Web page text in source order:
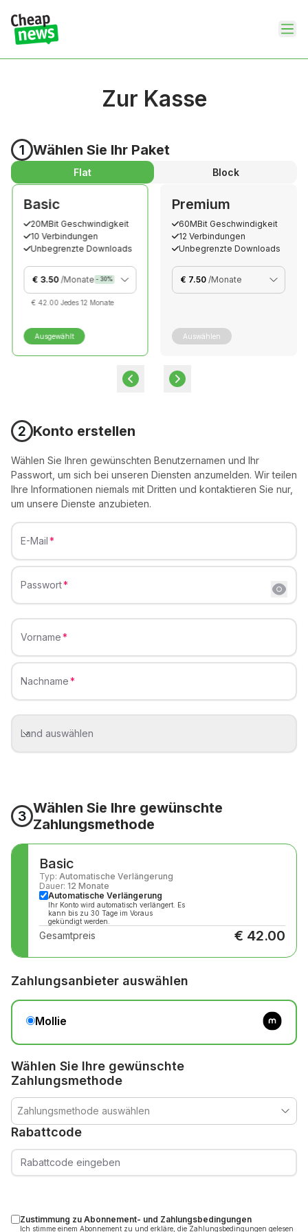
Zur Kasse
1 Wählen Sie Ihr Paket
Flat Block
Basic
20MBit Geschwindigkeit
10 Verbindungen
Unbegrenzte Downloads
€ 3.50 /Monate - 30%
€ 42.00 Jedes 12 Monate
Ausgewählt
Premium
60MBit Geschwindigkeit
12 Verbindungen
Unbegrenzte Downloads
€ 7.50 /Monate
Auswählen
2 Konto erstellen
Wählen Sie Ihren gewünschten Benutzernamen und Ihr
Passwort, um sich bei unseren Diensten anzumelden. Wir teilen
Ihre Informationen niemals mit Dritten und kontaktieren Sie nur,
um unsere Dienste anzubieten.
E-Mail
Passwort
Vorname
Nachname
Land auswählen
3 Wählen Sie Ihre gewünschte
Zahlungsmethode
Basic
Typ: Automatische Verlängerung
Dauer: 12 Monate
Automatische Verlängerung
Ihr Konto wird automatisch verlängert. Es
kann bis zu 30 Tage im Voraus
gekündigt werden.
Gesamtpreis € 42.00
Zahlungsanbieter auswählen
Mollie
Wählen Sie Ihre gewünschte
Zahlungsmethode
Zahlungsmethode auswählen
Rabattcode
Zustimmung zu Abonnement- und Zahlungsbedingungen
Ich stimme einem Abonnement zu und erkläre, die Zahlungsbedingungen gelesen